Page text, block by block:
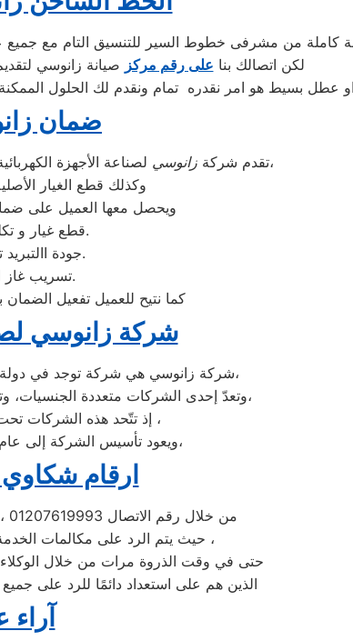
كاملة من مشرفى خطوط السير للتنسيق التام مع جميع
لكن اتصالك بنا على رقم مركز صيانة زانوسي
او عطل بسيط هو امر نقدره تمام ونقدم لك الحلول
ضمان
تقدم شركة زانوسي لصناعة الأجهزة
على جميع الأجهزة المنزلية،
وكذلك قطع الغيار
ويحصل معها العميل على
قطع غيار و تكلفة صيانة عالية.
جودة االتبريد تقل في الصيف.
تسريب غاز الفريون أحيانا.
كما نتيح للعميل تفعيل الضمان
شركة زانوسي
شركة زانوسي هي شركة توجد في دولة كوريا الجنوبيّة، وتحديداً في مدينة سيؤول،
وتعدّ إحدى الشركات متعددة الجنسيات، وتضم الشركة العديد من الشركات التابعة لها،
إذ تتّحد هذه الشركات تحت العلامة التجاريّة لـ زانوسي ،
ويعود تأسيس الشركة إلى عام 1938م على يد لي بيونغ تشول،
ارقام
من خلال رقم الاتصال 01207619993 ، قام مركز الاتصال بتوحيد قنوات الاتصال
حيث يتم الرد على مكالمات الخدمة والشكاوى والمبيعات خلال 30 ثانية ،
حتى في وقت الذروة مرات من خلال الوكلاء
الذين هم على استعداد دائمًا للرد على
آراء